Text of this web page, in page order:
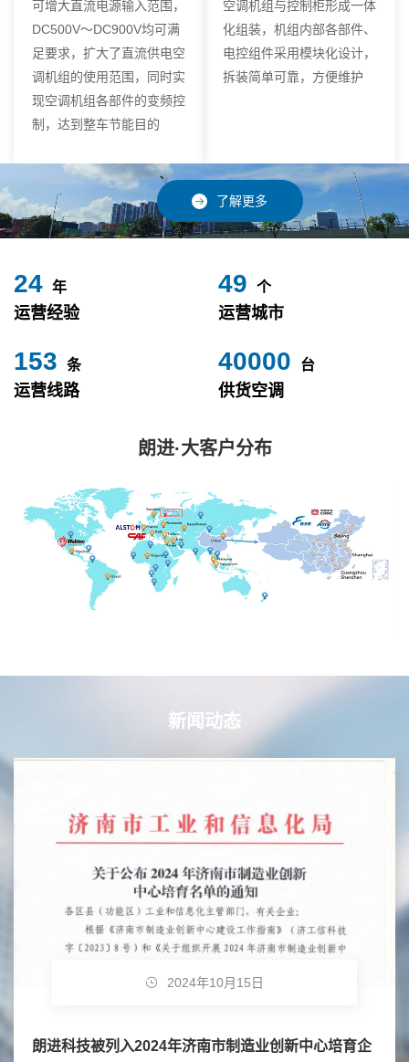
可增大直流电源输入范围，
DC500V～DC900V均可满
足要求，扩大了直流供电空
调机组的使用范围，同时实
现空调机组各部件的变频控
制，达到整车节能目的
空调机组与控制柜形成一体
化组装，机组内部各部件、
电控组件采用模块化设计，
拆装简单可靠，方便维护
了解更多
24 年
运营经验
49 个
运营城市
153 条
运营线路
40000 台
供货空调
朗进·大客户分布
新闻动态
2024年10月15日
朗进科技被列入2024年济南市制造业创新中心培育企